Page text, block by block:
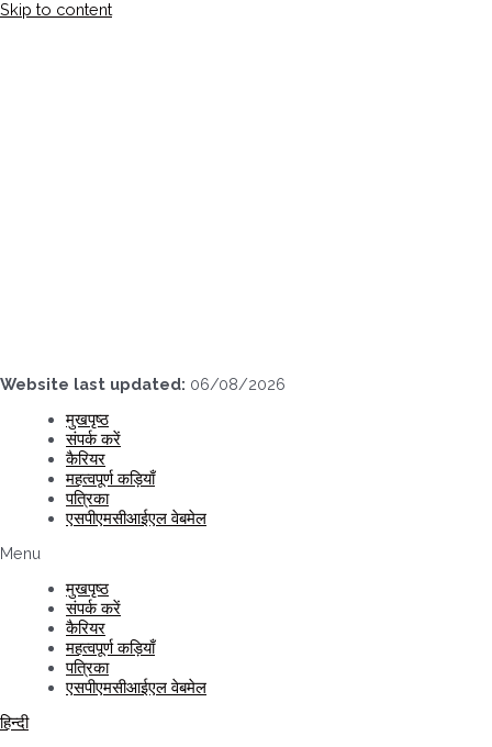
Skip to content
Website last updated: 06/08/2026
मुखपृष्ठ
संपर्क करें
कैरियर
महत्वपूर्ण कड़ियाँ
पत्रिका
एसपीएमसीआईएल वेबमेल
Menu
मुखपृष्ठ
संपर्क करें
कैरियर
महत्वपूर्ण कड़ियाँ
पत्रिका
एसपीएमसीआईएल वेबमेल
हिन्दी